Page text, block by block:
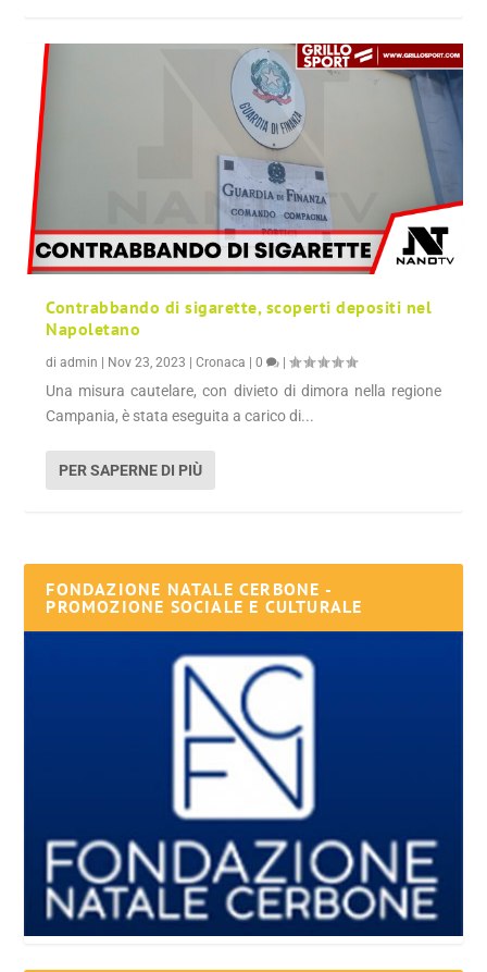
Contrabbando di sigarette, scoperti depositi nel
Napoletano
diadmin | Nov 23, 2023 |Cronaca |0 |
Una misura cautelare, con divieto di dimora nella regione
Campania, è stata eseguita a carico di...
PER SAPERNE DI PIÙ
FONDAZIONE NATALE CERBONE -
PROMOZIONE SOCIALE E CULTURALE